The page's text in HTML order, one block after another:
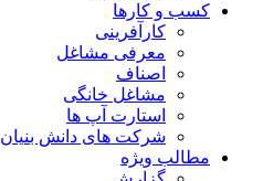
کسب و کارها
کارآفرینی
معرفی مشاغل
اصناف
مشاغل خانگی
استارت آپ ها
شرکت های دانش بنیان
مطالب ویژه